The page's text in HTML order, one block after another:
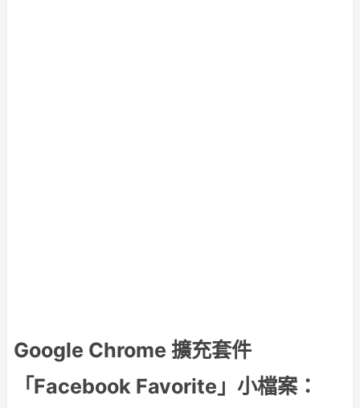
Google Chrome 擴充套件
「Facebook Favorite」小檔案：